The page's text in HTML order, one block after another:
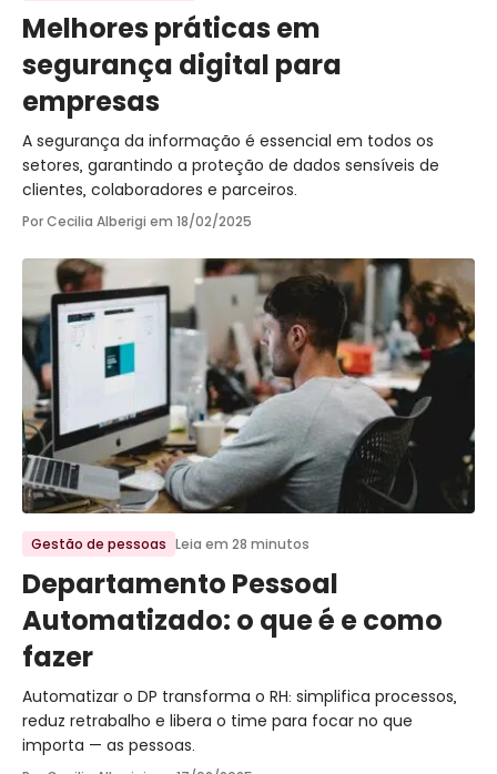
Melhores práticas em
segurança digital para
empresas
A segurança da informação é essencial em todos os
setores, garantindo a proteção de dados sensíveis de
clientes, colaboradores e parceiros.
Por Cecilia Alberigi em 18/02/2025
Gestão de pessoas Leia em 28 minutos
Departamento Pessoal
Automatizado: o que é e como
fazer
Automatizar o DP transforma o RH: simplifica processos,
reduz retrabalho e libera o time para focar no que
importa — as pessoas.